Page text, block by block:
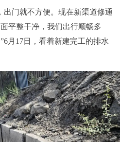
出门就不方便。现在新渠道修通
平整干净，我们出行顺畅多
月17日，看着新建完工的排水